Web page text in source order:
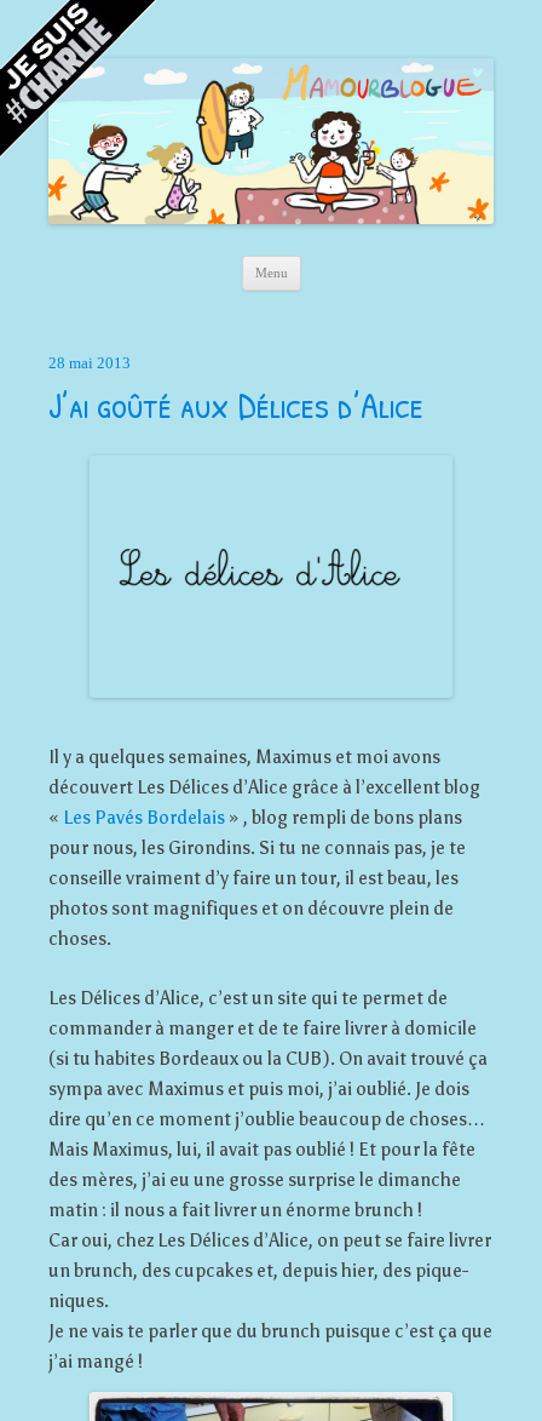
Mamour blogue
Blog d'une maman à Bordeaux, du sable, des coquillages… et la mer !
Menu Aller au contenu principal
28 mai 2013
J’ai goûté aux Délices d’Alice
Il y a quelques semaines, Maximus et moi avons
découvert Les Délices d’Alice grâce à l’excellent blog
« Les Pavés Bordelais » , blog rempli de bons plans
pour nous, les Girondins. Si tu ne connais pas, je te
conseille vraiment d’y faire un tour, il est beau, les
photos sont magnifiques et on découvre plein de
choses.
Les Délices d’Alice, c’est un site qui te permet de
commander à manger et de te faire livrer à domicile
(si tu habites Bordeaux ou la CUB). On avait trouvé ça
sympa avec Maximus et puis moi, j’ai oublié. Je dois
dire qu’en ce moment j’oublie beaucoup de choses…
Mais Maximus, lui, il avait pas oublié ! Et pour la fête
des mères, j’ai eu une grosse surprise le dimanche
matin : il nous a fait livrer un énorme brunch !
Car oui, chez Les Délices d’Alice, on peut se faire livrer
un brunch, des cupcakes et, depuis hier, des pique-
niques.
Je ne vais te parler que du brunch puisque c’est ça que
j’ai mangé !